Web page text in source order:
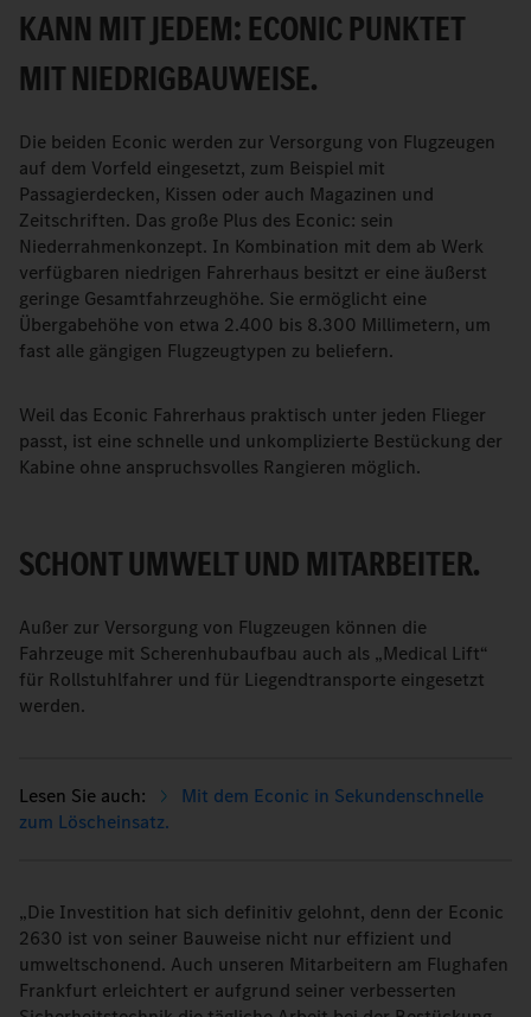
KANN MIT JEDEM: ECONIC PUNKTET
MIT NIEDRIGBAUWEISE.
Die beiden Econic werden zur Versorgung von Flugzeugen
auf dem Vorfeld eingesetzt, zum Beispiel mit
Passagierdecken, Kissen oder auch Magazinen und
Zeitschriften. Das große Plus des Econic: sein
Niederrahmenkonzept. In Kombination mit dem ab Werk
verfügbaren niedrigen Fahrerhaus besitzt er eine äußerst
geringe Gesamtfahrzeughöhe. Sie ermöglicht eine
Übergabehöhe von etwa 2.400 bis 8.300 Millimetern, um
fast alle gängigen Flugzeugtypen zu beliefern.
Weil das Econic Fahrerhaus praktisch unter jeden Flieger
passt, ist eine schnelle und unkomplizierte Bestückung der
Kabine ohne anspruchsvolles Rangieren möglich.
SCHONT UMWELT UND MITARBEITER.
Außer zur Versorgung von Flugzeugen können die
Fahrzeuge mit Scherenhubaufbau auch als „Medical Lift“
für Rollstuhlfahrer und für Liegendtransporte eingesetzt
werden.
Mit dem Econic in Sekundenschnelle
zum Löscheinsatz.
„Die Investition hat sich definitiv gelohnt, denn der Econic
2630 ist von seiner Bauweise nicht nur effizient und
umweltschonend. Auch unseren Mitarbeitern am Flughafen
Frankfurt erleichtert er aufgrund seiner verbesserten